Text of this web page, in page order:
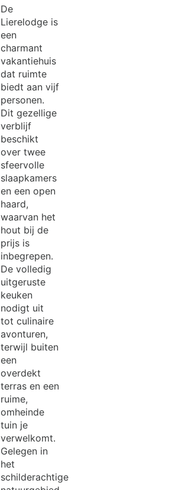
De
Lierelodge is
een
charmant
vakantiehuis
dat ruimte
biedt aan vijf
personen.
Dit gezellige
verblijf
beschikt
over twee
sfeervolle
slaapkamers
en een open
haard,
waarvan het
hout bij de
prijs is
inbegrepen.
De volledig
uitgeruste
keuken
nodigt uit
tot culinaire
avonturen,
terwijl buiten
een
overdekt
terras en een
ruime,
omheinde
tuin je
verwelkomt.
Gelegen in
het
schilderachtige